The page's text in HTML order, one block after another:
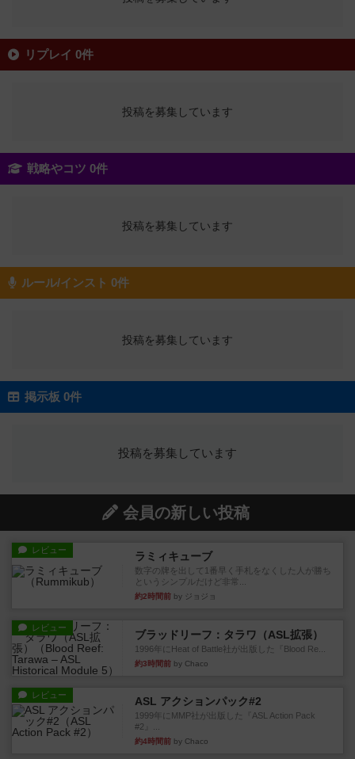
リプレイ 0件
投稿を募集しています
戦略やコツ 0件
投稿を募集しています
ルール/インスト 0件
投稿を募集しています
掲示板 0件
投稿を募集しています
会員の新しい投稿
レビュー ラミィキューブ
数字の牌を出して1番早く手札をなくした人が勝ち
というシンプルだけど非常...
約2時間前 by ジョジョ
レビュー
ブラッドリーフ：タラワ（ASL拡張）
1996年にHeat of Battle社が出版した『Blood Re...
約3時間前 by Chaco
レビュー ASL アクションパック#2
1999年にMMP社が出版した『ASL Action Pack
#2』...
約4時間前 by Chaco